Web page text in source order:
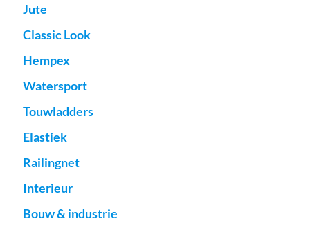
Jute
Classic Look
Hempex
Watersport
Touwladders
Elastiek
Railingnet
Interieur
Bouw & industrie